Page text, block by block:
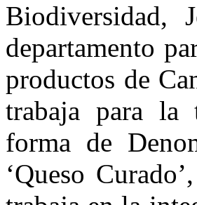
Biodiversidad,
departamento
productos de
trabaja para la
forma de
‘Queso